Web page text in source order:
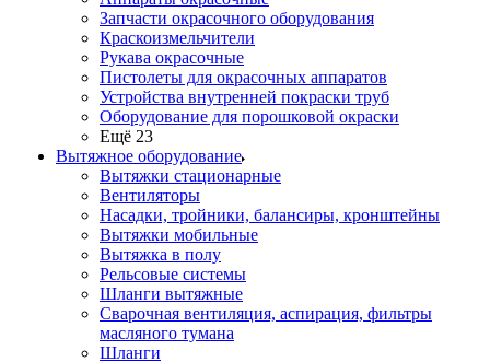
Запчасти окрасочного оборудования
Краскоизмельчители
Рукава окрасочные
Пистолеты для окрасочных аппаратов
Устройства внутренней покраски труб
Оборудование для порошковой окраски
Ещё 23
Вытяжное оборудование
Вытяжки стационарные
Вентиляторы
Насадки, тройники, балансиры, кронштейны
Вытяжки мобильные
Вытяжка в полу
Рельсовые системы
Шланги вытяжные
Сварочная вентиляция, аспирация, фильтры
масляного тумана
Шланги